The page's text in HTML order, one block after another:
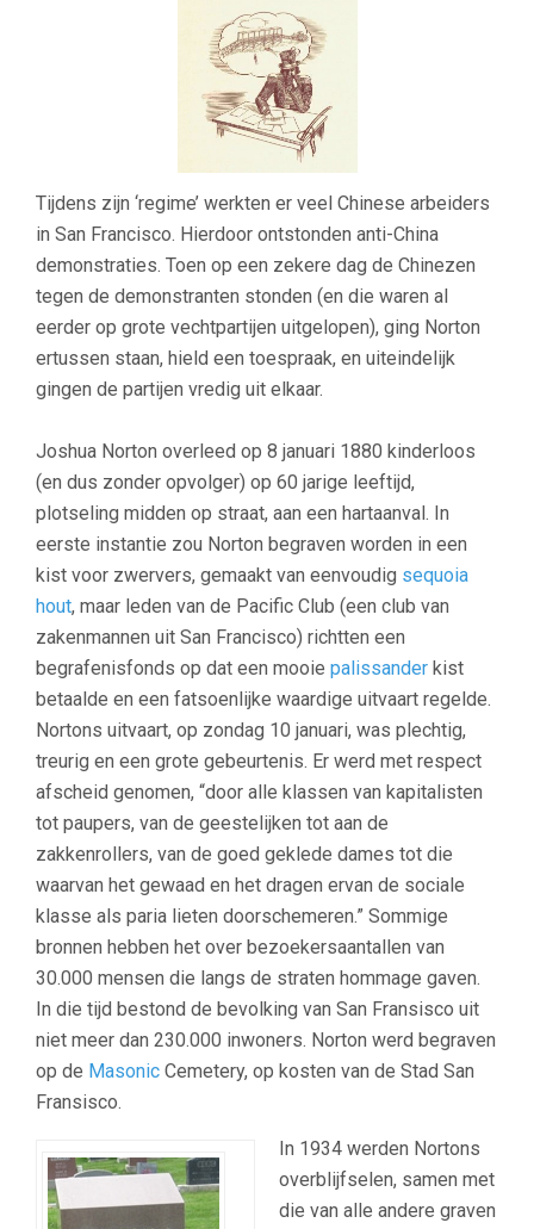
Tijdens zijn ‘regime’ werkten er veel Chinese arbeiders
in San Francisco. Hierdoor ontstonden anti-China
demonstraties. Toen op een zekere dag de Chinezen
tegen de demonstranten stonden (en die waren al
eerder op grote vechtpartijen uitgelopen), ging Norton
ertussen staan, hield een toespraak, en uiteindelijk
gingen de partijen vredig uit elkaar.
Joshua Norton overleed op 8 januari 1880 kinderloos
(en dus zonder opvolger) op 60 jarige leeftijd,
plotseling midden op straat, aan een hartaanval. In
eerste instantie zou Norton begraven worden in een
kist voor zwervers, gemaakt van eenvoudig sequoia
hout, maar leden van de Pacific Club (een club van
zakenmannen uit San Francisco) richtten een
begrafenisfonds op dat een mooie palissander kist
betaalde en een fatsoenlijke waardige uitvaart regelde.
Nortons uitvaart, op zondag 10 januari, was plechtig,
treurig en een grote gebeurtenis. Er werd met respect
afscheid genomen, “door alle klassen van kapitalisten
tot paupers, van de geestelijken tot aan de
zakkenrollers, van de goed geklede dames tot die
waarvan het gewaad en het dragen ervan de sociale
klasse als paria lieten doorschemeren.” Sommige
bronnen hebben het over bezoekersaantallen van
30.000 mensen die langs de straten hommage gaven.
In die tijd bestond de bevolking van San Fransisco uit
niet meer dan 230.000 inwoners. Norton werd begraven
op de Masonic Cemetery, op kosten van de Stad San
Fransisco.
In 1934 werden Nortons
overblijfselen, samen met
die van alle andere graven